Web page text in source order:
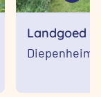
Landgoed
Diepenheim,